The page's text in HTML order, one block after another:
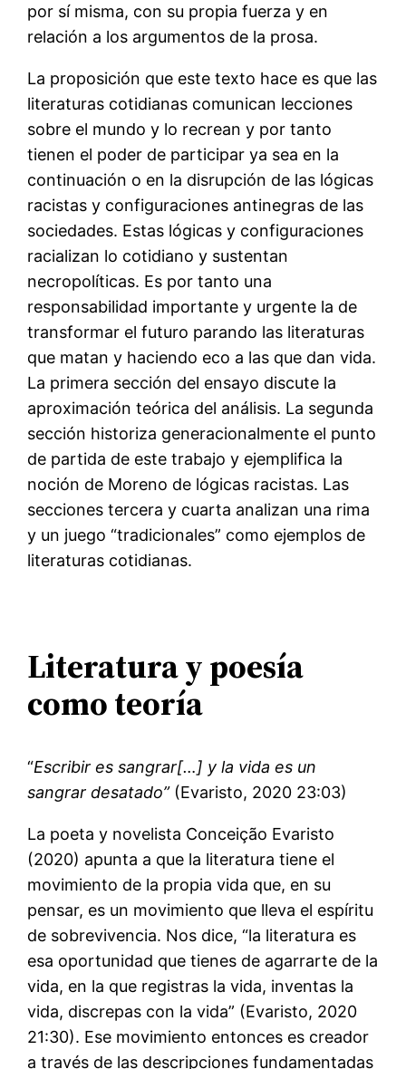
por sí misma, con su propia fuerza y en
relación a los argumentos de la prosa.
La proposición que este texto hace es que las
literaturas cotidianas comunican lecciones
sobre el mundo y lo recrean y por tanto
tienen el poder de participar ya sea en la
continuación o en la disrupción de las lógicas
racistas y configuraciones antinegras de las
sociedades. Estas lógicas y configuraciones
racializan lo cotidiano y sustentan
necropolíticas. Es por tanto una
responsabilidad importante y urgente la de
transformar el futuro parando las literaturas
que matan y haciendo eco a las que dan vida.
La primera sección del ensayo discute la
aproximación teórica del análisis. La segunda
sección historiza generacionalmente el punto
de partida de este trabajo y ejemplifica la
noción de Moreno de lógicas racistas. Las
secciones tercera y cuarta analizan una rima
y un juego “tradicionales” como ejemplos de
literaturas cotidianas.
Literatura y poesía
como teoría
“Escribir es sangrar[…] y la vida es un
sangrar desatado”(Evaristo, 2020 23:03)
La poeta y novelista Conceição Evaristo
(2020) apunta a que la literatura tiene el
movimiento de la propia vida que, en su
pensar, es un movimiento que lleva el espíritu
de sobrevivencia. Nos dice, “la literatura es
esa oportunidad que tienes de agarrarte de la
vida, en la que registras la vida, inventas la
vida, discrepas con la vida” (Evaristo, 2020
21:30). Ese movimiento entonces es creador
a través de las descripciones fundamentadas